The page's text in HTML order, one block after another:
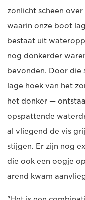
zonlicht scheen
waarin onze boot
bestaat uit
nog donkerder
bevonden. Door die
lage hoek van het
het donker —
opspattende
al vliegend de vis
stijgen. Er zijn nog
die ook een oogje
arend kwam